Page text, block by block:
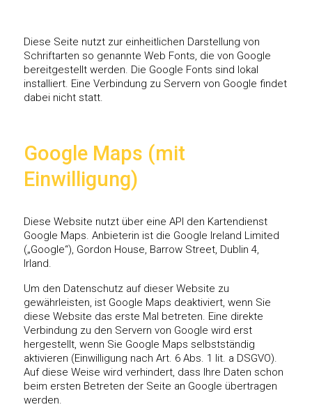
Diese Seite nutzt zur einheitlichen Darstellung von
Schriftarten so genannte Web Fonts, die von Google
bereitgestellt werden. Die Google Fonts sind lokal
installiert. Eine Verbindung zu Servern von Google findet
dabei nicht statt.
Google Maps (mit
Einwilligung)
Diese Website nutzt über eine API den Kartendienst
Google Maps. Anbieterin ist die Google Ireland Limited
(„Google“), Gordon House, Barrow Street, Dublin 4,
Irland.
Um den Datenschutz auf dieser Website zu
gewährleisten, ist Google Maps deaktiviert, wenn Sie
diese Website das erste Mal betreten. Eine direkte
Verbindung zu den Servern von Google wird erst
hergestellt, wenn Sie Google Maps selbstständig
aktivieren (Einwilligung nach Art. 6 Abs. 1 lit. a DSGVO).
Auf diese Weise wird verhindert, dass Ihre Daten schon
beim ersten Betreten der Seite an Google übertragen
werden.